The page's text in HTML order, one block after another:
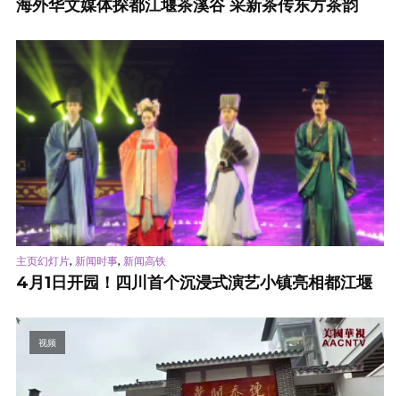
海外华文媒体探都江堰茶溪谷 采新茶传东方茶韵
主页幻灯片, 新闻时事, 新闻高铁
4月1日开园！四川首个沉浸式演艺小镇亮相都江堰
视频